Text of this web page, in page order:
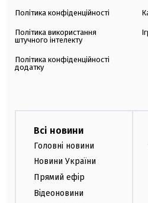
Політика конфіденційності
Політика використання
штучного інтелекту
Політика конфіденційності
додатку
Всі новини
Головні новини
Новини України
Прямий ефір
Відеоновини